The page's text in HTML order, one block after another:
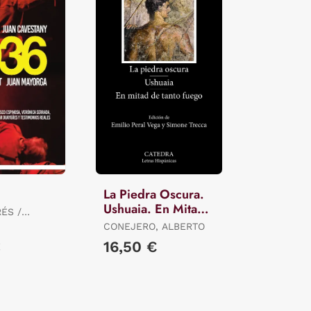
/
La Piedra Oscura.
Ushuaia. En Mitad
de Tanto Fuego
CONEJERO, ALBERTO
16,50 €